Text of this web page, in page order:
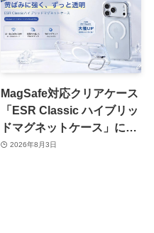
MagSafe対応クリアケース
「ESR Classic ハイブリッ
ドマグネットケース」に黄
ばみへの耐久性を向上させ
2026年8月3日